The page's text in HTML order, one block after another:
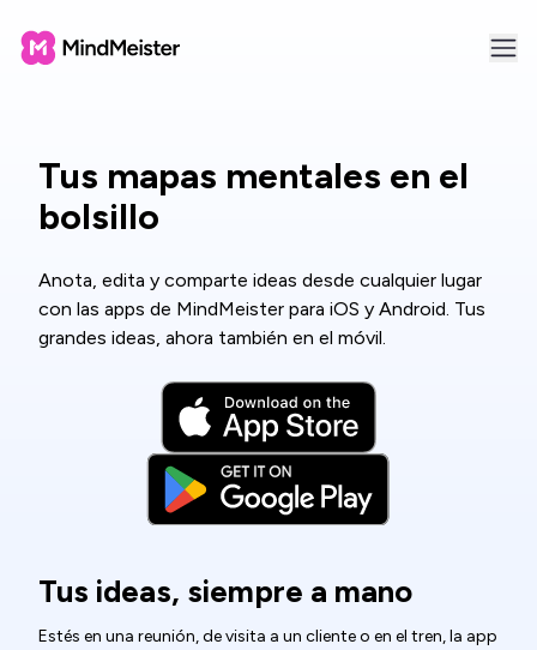
Tus mapas mentales en el
bolsillo
Anota, edita y comparte ideas desde cualquier lugar
con las apps de MindMeister para iOS y Android. Tus
grandes ideas, ahora también en el móvil.
Tus ideas, siempre a mano
Estés en una reunión, de visita a un cliente o en el tren, la app